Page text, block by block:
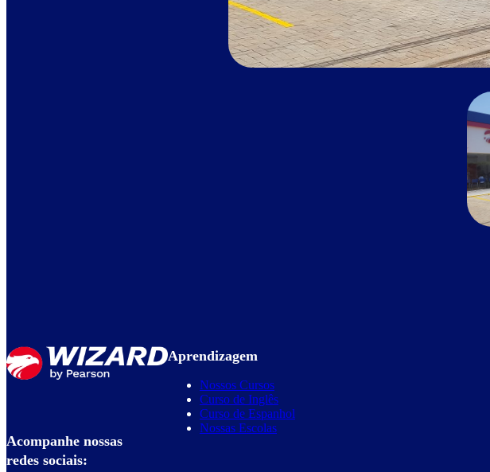
Acompanhe nossas
redes sociais:
Aprendizagem
Nossos Cursos
Curso de Inglês
Curso de Espanhol
Nossas Escolas